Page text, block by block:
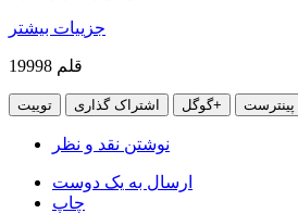
جزییات بیشتر
19998 قلم
توییت اشتراک گذاری گوگل+ پینترست
نوشتن نقد و نظر
ارسال به یک دوست
چاپ